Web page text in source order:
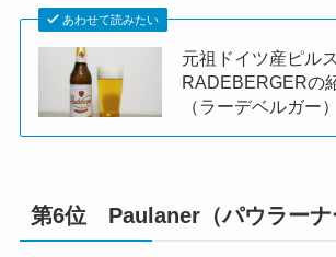
あわせて読みたい
元祖ドイツ産ピル
RADEBERGERの
（ラーデベルガー）
第6位 Paulaner（パウラーナ